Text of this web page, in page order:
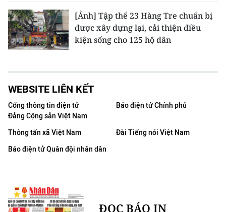
[Ảnh] Tập thể 23 Hàng Tre chuẩn bị
được xây dựng lại, cải thiện điều
kiện sống cho 125 hộ dân
WEBSITE LIÊN KẾT
Cổng thông tin điện tử
Đảng Cộng sản Việt Nam
Báo điện tử Chính phủ
Thông tấn xã Việt Nam
Đài Tiếng nói Việt Nam
Báo điện tử Quân đội nhân dân
ĐỌC BÁO IN